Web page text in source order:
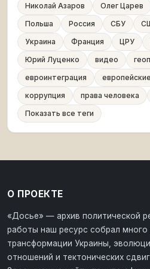
Николай Азаров
Олег Царев
Польша
Россия СБУ
Украина
Франция ЦРУ
Юрий Луценко
видео
евроинтеграция
коррупция
права человека
Показать все теги
О ПРОЕКТЕ
«Досье» — архив политической
работы наш ресурс собрал много
трансформации Украины,
отношений и тектонических